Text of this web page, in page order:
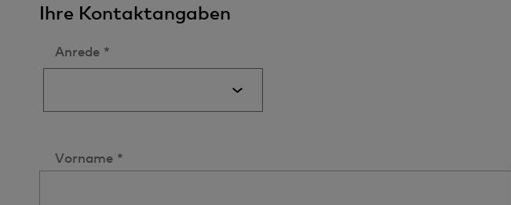
Ihre Kontaktangaben
Anrede *
Vorname *